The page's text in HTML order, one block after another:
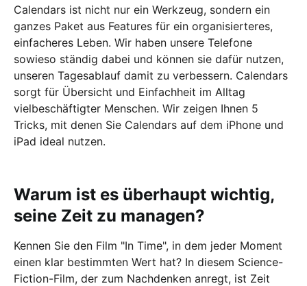
Calendars ist nicht nur ein Werkzeug, sondern ein
ganzes Paket aus Features für ein organisierteres,
einfacheres Leben. Wir haben unsere Telefone
sowieso ständig dabei und können sie dafür nutzen,
unseren Tagesablauf damit zu verbessern. Calendars
sorgt für Übersicht und Einfachheit im Alltag
vielbeschäftigter Menschen. Wir zeigen Ihnen 5
Tricks, mit denen Sie Calendars auf dem iPhone und
iPad ideal nutzen.
Warum ist es überhaupt wichtig,
seine Zeit zu managen?
Kennen Sie den Film "In Time", in dem jeder Moment
einen klar bestimmten Wert hat? In diesem Science-
Fiction-Film, der zum Nachdenken anregt, ist Zeit